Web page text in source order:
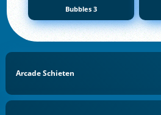
Bubbles 3
Arcade Schieten